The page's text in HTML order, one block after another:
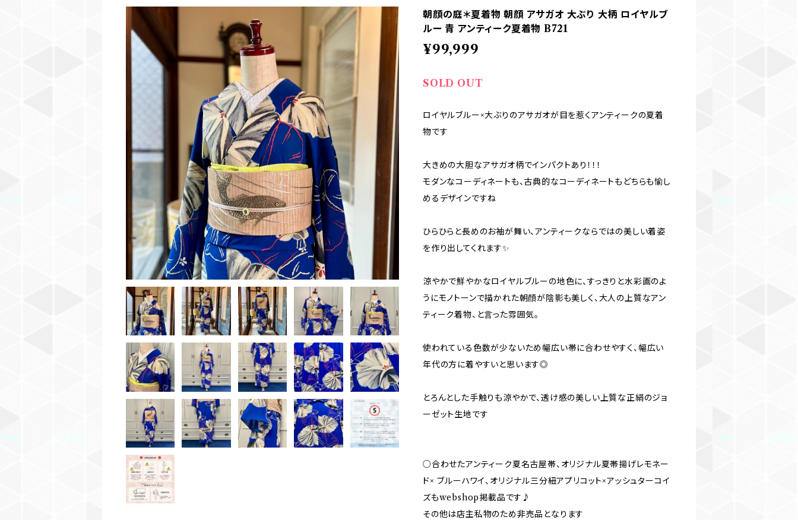
朝顔の庭＊夏着物 朝顔 アサガオ 大ぶり 大柄 ロイヤルブ
ルー 青 アンティーク夏着物 B721
¥99,999
SOLD OUT
ロイヤルブルー×大ぶりのアサガオが目を惹くアンティークの夏着
物です
大きめの大胆なアサガオ柄でインパクトあり！！！
モダンなコーディネートも、古典的なコーディネートもどちらも愉し
めるデザインですね
ひらひらと長めのお袖が舞い、アンティークならではの美しい着姿
を作り出してくれます✨
涼やかで鮮やかなロイヤルブルーの地色に、すっきりと水彩画のよ
うにモノトーンで描かれた朝顔が陰影も美しく、大人の上質なアン
ティーク着物、と言った雰囲気。
使われている色数が少ないため幅広い帯に合わせやすく、幅広い
年代の方に着やすいと思います◎
とろんとした手触りも涼やかで、透け感の美しい上質な正絹のジョ
ーゼット生地です
○合わせたアンティーク夏名古屋帯、オリジナル夏帯揚げレモネー
ド× ブルーハワイ、オリジナル三分紐アプリコット×アッシュターコイ
ズもwebshop掲載品です♪
その他は店主私物のため非売品となります